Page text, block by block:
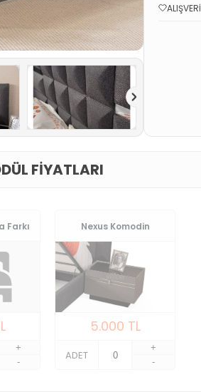
FIYATLARI
Farkı
+
-
Nexus Komodin
5.000 TL
ADET
+
-